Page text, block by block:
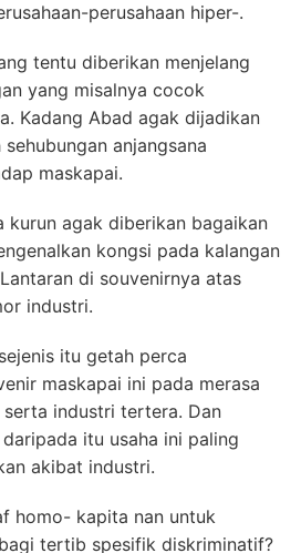
perusahaan hiper-.
tentu diberikan menjelang
yang misalnya cocok
Kadang Abad agak dijadikan
anjangsana
maskapai.
kurun agak diberikan bagaikan
kongsi pada kalangan
di souvenirnya atas
industri.
itu getah perca
maskapai ini pada merasa
industri tertera. Dan
itu usaha ini paling
akibat industri.
homo- kapita nan untuk
tertib spesifik diskriminatif?